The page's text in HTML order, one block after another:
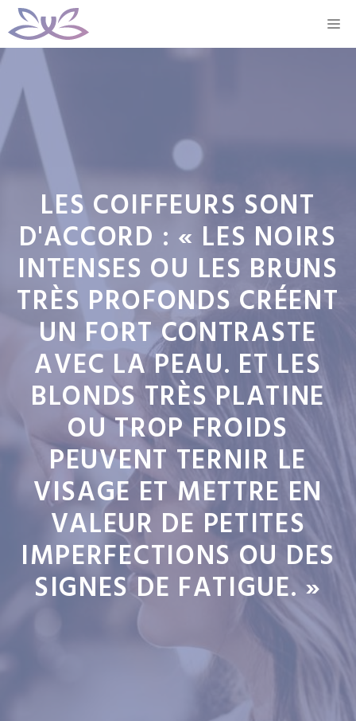
Aller
au
contenu
LES COIFFEURS SONT
D'ACCORD : « LES NOIRS
INTENSES OU LES BRUNS
TRÈS PROFONDS CRÉENT
UN FORT CONTRASTE
AVEC LA PEAU. ET LES
BLONDS TRÈS PLATINE
OU TROP FROIDS
PEUVENT TERNIR LE
VISAGE ET METTRE EN
VALEUR DE PETITES
IMPERFECTIONS OU DES
SIGNES DE FATIGUE. »